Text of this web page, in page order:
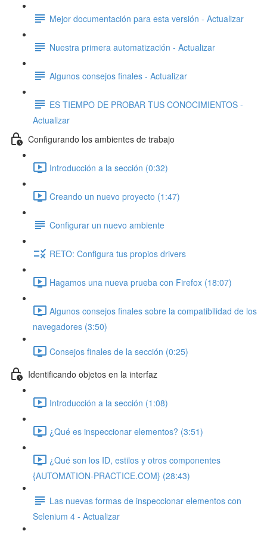
Mejor documentación para esta versión - Actualizar
Nuestra primera automatización - Actualizar
Algunos consejos finales - Actualizar
ES TIEMPO DE PROBAR TUS CONOCIMIENTOS -
Actualizar
Configurando los ambientes de trabajo
Introducción a la sección (0:32)
Creando un nuevo proyecto (1:47)
Configurar un nuevo ambiente
RETO: Configura tus propios drivers
Hagamos una nueva prueba con Firefox (18:07)
Algunos consejos finales sobre la compatibilidad de los
navegadores (3:50)
Consejos finales de la sección (0:25)
Identificando objetos en la interfaz
Introducción a la sección (1:08)
¿Qué es inspeccionar elementos? (3:51)
¿Qué son los ID, estilos y otros componentes
{AUTOMATION-PRACTICE.COM} (28:43)
Las nuevas formas de inspeccionar elementos con
Selenium 4 - Actualizar